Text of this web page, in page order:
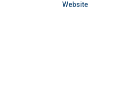
Website